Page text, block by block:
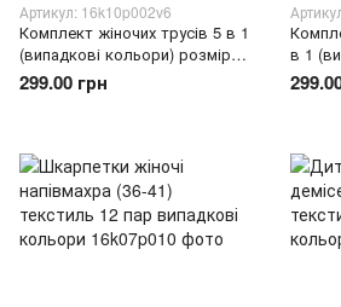
Артикул: 16k10p002v6
Комплект жіночих трусів 5 в 1
(випадкові кольори) розмір
4XL
299.00 грн
в 1